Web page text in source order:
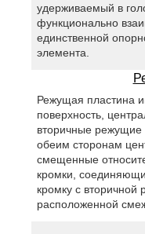
удерживаемый в
функционально
единственной
элемента.
Режущая пластина
поверхность,
вторичные
обеим сторонам
смещенные
кромки,
кромку с вторичной
расположенной